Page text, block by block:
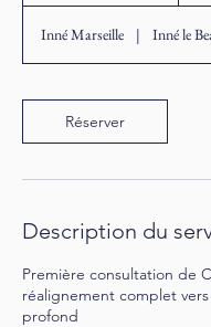
i
n
Inné Marseille | Inné le
Réserver
Description du
Première consultation de
réalignement complet
profond